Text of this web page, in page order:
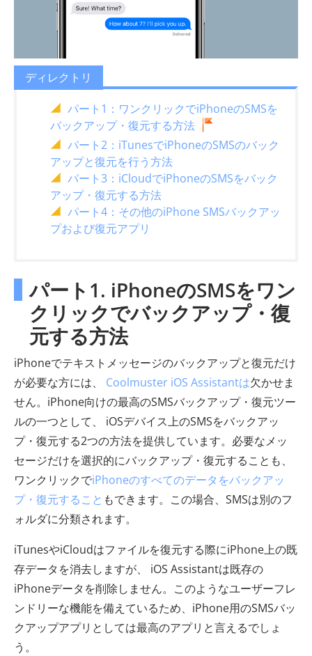
ディレクトリ
パート1：ワンクリックでiPhoneのSMSを
バックアップ・復元する方法
パート2：iTunesでiPhoneのSMSのバック
アップと復元を行う方法
パート3：iCloudでiPhoneのSMSをバック
アップ・復元する方法
パート4：その他のiPhone SMSバックアッ
プおよび復元アプリ
パート1. iPhoneのSMSをワン
クリックでバックアップ・復
元する方法
iPhoneでテキストメッセージのバックアップと復元だけ
が必要な方には、 Coolmuster iOS Assistantは欠かせま
せん。iPhone向けの最高のSMSバックアップ・復元ツー
ルの一つとして、 iOSデバイス上のSMSをバックアッ
プ・復元する2つの方法を提供しています。必要なメッ
セージだけを選択的にバックアップ・復元することも、
ワンクリックでiPhoneのすべてのデータをバックアッ
プ・復元すること もできます。この場合、SMSは別のフ
ォルダに分類されます。
iTunesやiCloudはファイルを復元する際にiPhone上の既
存データを消去しますが、 iOS Assistantは既存の
iPhoneデータを削除しません。このようなユーザーフレ
ンドリーな機能を備えているため、iPhone用のSMSバッ
クアップアプリとしては最高のアプリと言えるでしょ
う。